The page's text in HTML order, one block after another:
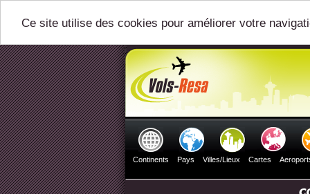
Ce site utilise des cookies pour améliorer votre
Continents Pays Villes/Lieux Cartes